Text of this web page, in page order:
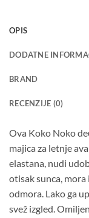
OPIS
DODATNE
BRAND
RECENZIJE (0)
Ova Koko Noko
majica za letnje
elastana, nudi
otisak sunca,
odmora. Lako ga
svež izgled.